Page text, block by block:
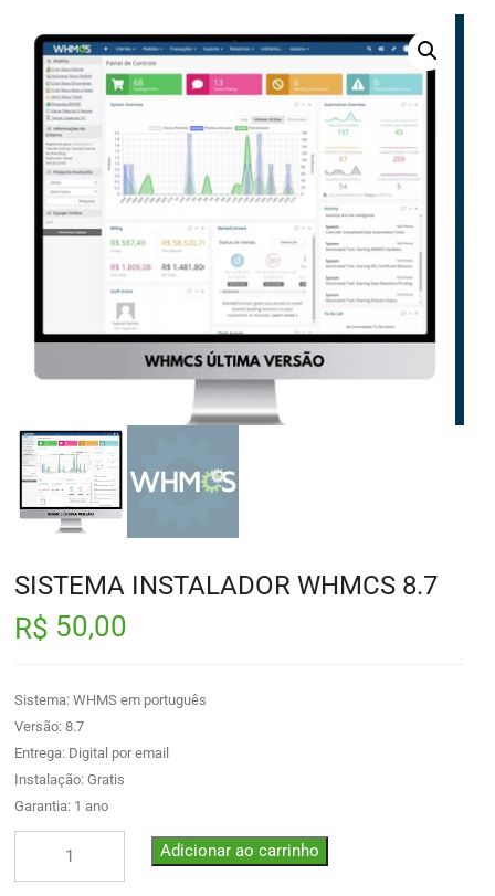
SISTEMA INSTALADOR WHMCS 8.7
R$ 50,00
Sistema: WHMS em português
Versão: 8.7
Entrega: Digital por email
Instalação: Gratis
Garantia: 1 ano
Adicionar ao carrinho